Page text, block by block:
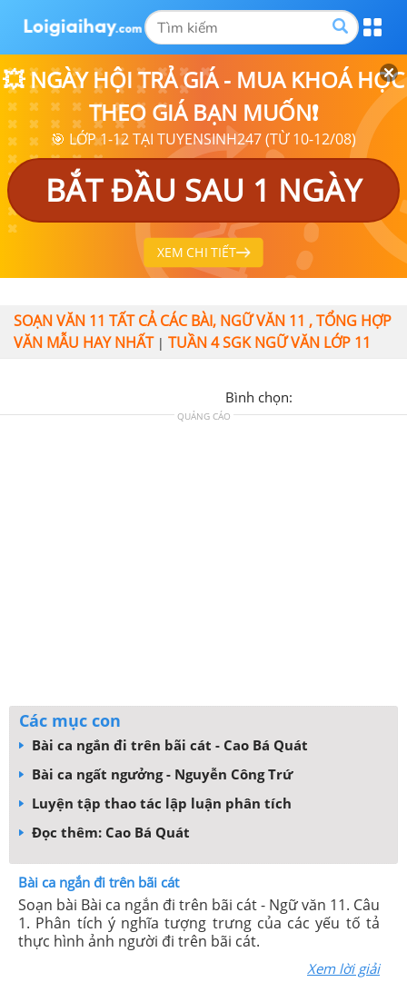
💥 NGÀY HỘI TRẢ GIÁ - MUA KHOÁ HỌC
THEO GIÁ BẠN MUỐN❗
🎯 LỚP 1-12 TẠI TUYENSINH247 (TỪ 10-12/08)
BẮT ĐẦU SAU 1 NGÀY
XEM CHI TIẾT
SOẠN VĂN 11 TẤT CẢ CÁC BÀI, NGỮ VĂN 11 , TỔNG HỢP
VĂN MẪU HAY NHẤT| TUẦN 4 SGK NGỮ VĂN LỚP 11
Bình chọn:
QUẢNG CÁO
Các mục con
Bài ca ngắn đi trên bãi cát - Cao Bá Quát
Bài ca ngất ngưởng - Nguyễn Công Trứ
Luyện tập thao tác lập luận phân tích
Đọc thêm: Cao Bá Quát
Bài ca ngắn đi trên bãi cát
Soạn bài Bài ca ngắn đi trên bãi cát - Ngữ văn 11. Câu
1. Phân tích ý nghĩa tượng trưng của các yếu tố tả
thực hình ảnh người đi trên bãi cát.
Xem lời giải